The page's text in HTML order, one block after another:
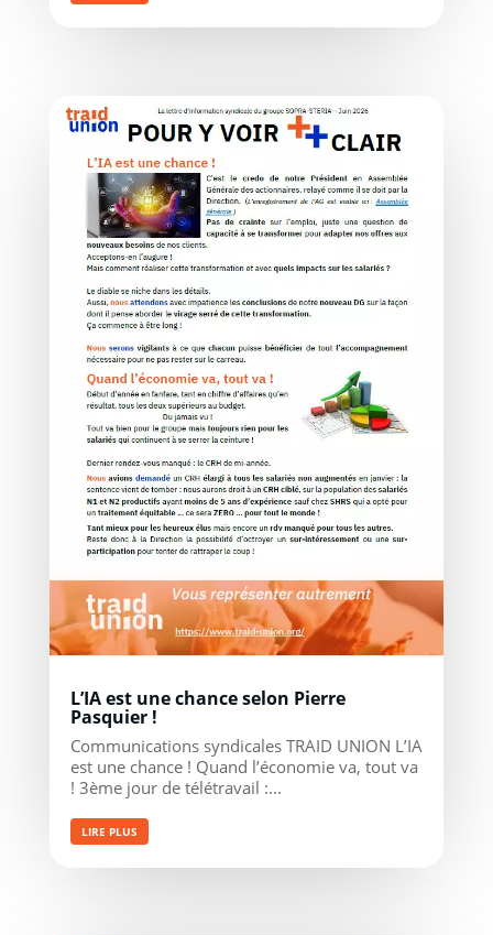
L’IA est une chance selon Pierre
Pasquier !
Communications syndicales TRAID UNION L’IA
est une chance ! Quand l’économie va, tout va
! 3ème jour de télétravail :...
LIRE PLUS